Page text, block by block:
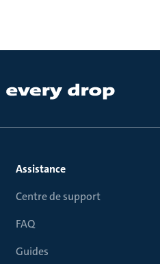
Assistance
Centre de support
FAQ
Guides